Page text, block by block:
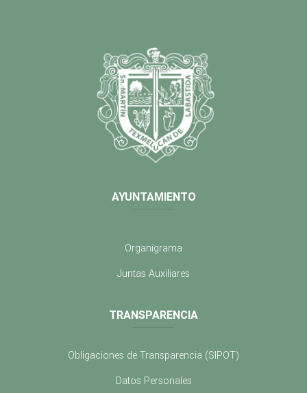
AYUNTAMIENTO
Organigrama
Juntas Auxiliares
TRANSPARENCIA
Obligaciones de Transparencia (SIPOT)
Datos Personales